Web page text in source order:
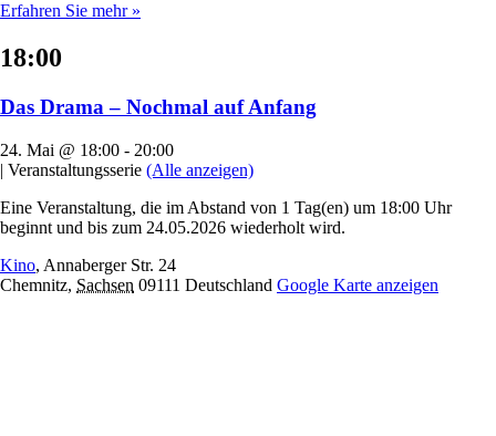
Erfahren Sie mehr »
18:00
Das Drama – Nochmal auf Anfang
24. Mai @ 18:00 - 20:00
| Veranstaltungsserie (Alle anzeigen)
Eine Veranstaltung, die im Abstand von 1 Tag(en) um 18:00 Uhr
beginnt und bis zum 24.05.2026 wiederholt wird.
Kino, Annaberger Str. 24
Chemnitz, Sachsen 09111 Deutschland Google Karte anzeigen